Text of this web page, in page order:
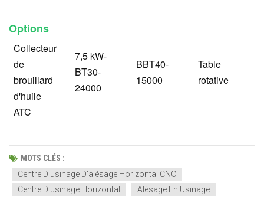
Options
Collecteur
de
brouillard
d'huile
ATC
7,5 kW-
BT30-
24000
BBT40-
15000
Table
rotative
MOTS CLÉS :
Centre D'usinage D'alésage Horizontal CNC
Centre D'usinage Horizontal
Alésage En Usinage